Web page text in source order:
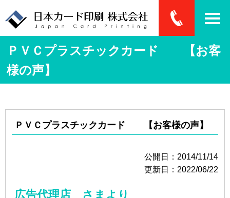
ＰＶＣプラスチックカード 【お客
様の声】
ＰＶＣプラスチックカード 【お客様の声】
公開日：2014/11/14
更新日：2022/06/22
広告代理店 さまより